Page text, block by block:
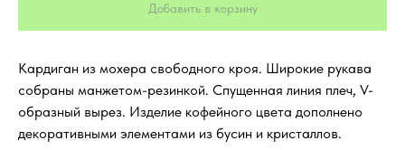
Добавить в корзину
Кардиган из мохера свободного кроя. Широкие рукава
собраны манжетом-резинкой. Спущенная линия плеч, V-
образный вырез. Изделие кофейного цвета дополнено
декоративными элементами из бусин и кристаллов.